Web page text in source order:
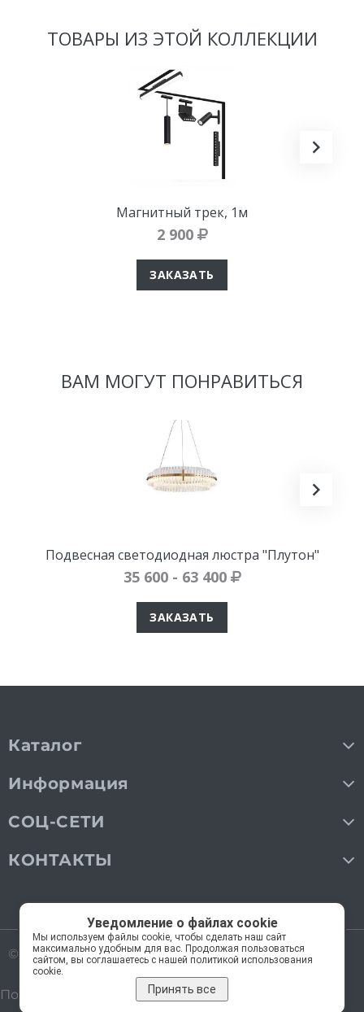
ТОВАРЫ ИЗ ЭТОЙ КОЛЛЕКЦИИ
Магнитный трек, 1м
2 900
ЗАКАЗАТЬ
ВАМ МОГУТ ПОНРАВИТЬСЯ
Подвесная светодиодная люстра "Плутон"
35 600 - 63 400
ЗАКАЗАТЬ
Каталог
Информация
СОЦ-СЕТИ
КОНТАКТЫ
© 2018—2026 Мос Люстры.Все права защищены
Политика обработки персональных данных
Уведомление о файлах cookie
Мы используем файлы cookie, чтобы сделать наш сайт
максимально удобным для вас. Продолжая пользоваться
сайтом, вы соглашаетесь с нашей политикой использования
cookie.
Принять все